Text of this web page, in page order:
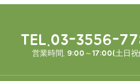
TEL.03-3556-
営業時間. 9:00～17:00(土日祝